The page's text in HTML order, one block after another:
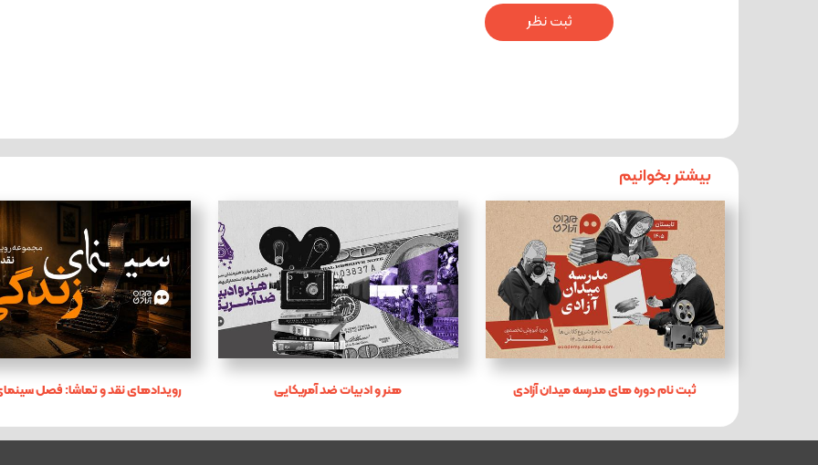
بیشتر بخوانیم
ثبت نام دوره های مدرسه میدان آزادی هنر و ادبیات ضد آمریکایی رویدادهای نقد و تماشا: فصل